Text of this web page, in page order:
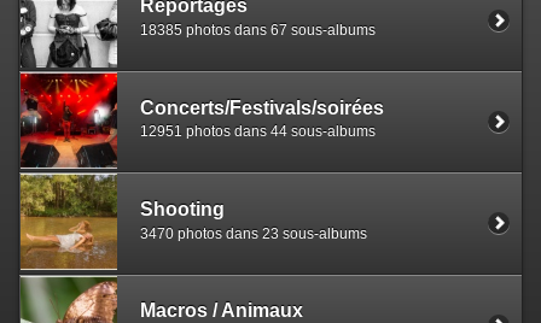
Reportages
18385 photos dans 67 sous-albums
Concerts/Festivals/soirées
12951 photos dans 44 sous-albums
Shooting
3470 photos dans 23 sous-albums
Macros / Animaux